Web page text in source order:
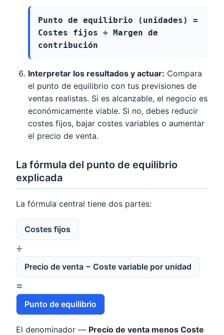
Punto de equilibrio (unidades) =
Costes fijos ÷ Margen de
contribución
Interpretar los resultados y actuar: Compara
el punto de equilibrio con tus previsiones de
ventas realistas. Si es alcanzable, el negocio es
económicamente viable. Si no, debes reducir
costes fijos, bajar costes variables o aumentar
el precio de venta.
La fórmula del punto de equilibrio
explicada
La fórmula central tiene dos partes:
Costes fijos
÷
Precio de venta − Coste variable por unidad
=
Punto de equilibrio
El denominador — Precio de venta menos Coste